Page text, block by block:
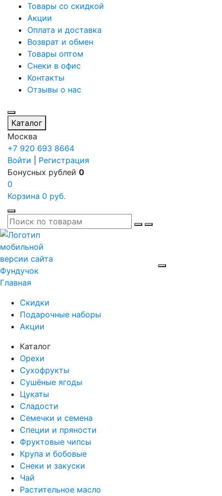
Товары со скидкой
Акции
Оплата и доставка
Возврат и обмен
Товары оптом
Снеки в офис
Контакты
Отзывы о нас
Каталог
Москва
+7 920 693 8664
Войти
Регистрация
Бонусных рублей 0
0
Корзина 0 руб.
Главная
Скидки
Подарочные наборы
Акции
Каталог
Орехи
Сухофрукты
Сушёные ягоды
Цукаты
Сладости
Семечки и семена
Специи и пряности
Фруктовые чипсы
Крупа и бобовые
Снеки и закуски
Чай
Растительное масло